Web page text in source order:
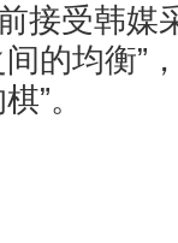
接受韩媒
的均衡”
”。